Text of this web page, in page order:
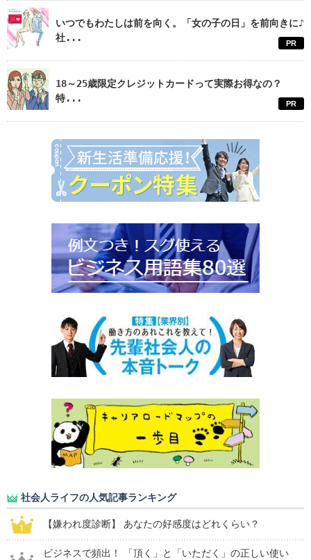
いつでもわたしは前を向く。「女の子の日」を前向きに♪
社...
PR
18～25歳限定クレジットカードって実際お得なの？
特...
PR
社会人ライフの人気記事ランキング
【嫌われ度診断】 あなたの好感度はどれくらい？
ビジネスで頻出！ 「頂く」と「いただく」の正しい使い